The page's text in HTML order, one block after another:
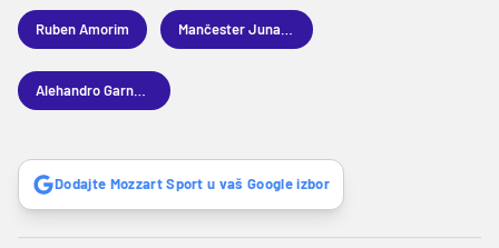
Ruben Amorim
Dodajte Mozzart Sport u vaš Google izbor